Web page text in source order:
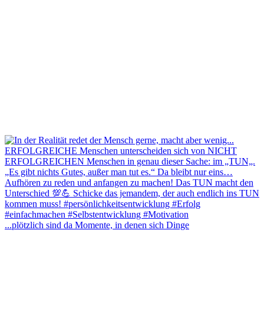
...plötzlich sind da Momente, in denen sich Dinge